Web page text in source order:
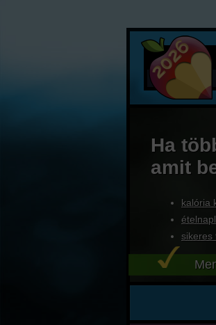
Ha
amit
kalória
sikeres